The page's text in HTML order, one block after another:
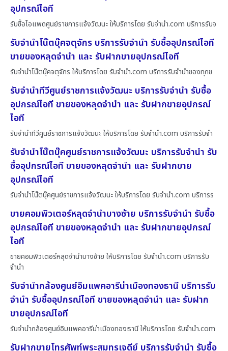
อุปกรณ์ไอที
รับซื้อไอแพดศูนย์ราชการแจ้งวัฒนะ ให้บริการโดย รับจํานํา.com บริการรับจ
รับจำนำโน๊ตบุ๊คจตุจักร บริการรับจำนำ รับซื้ออุปกรณ์ไอที
ขายของหลุดจำนำ และ รับฝากขายอุปกรณ์ไอที
รับจำนำโน๊ตบุ๊คจตุจักร ให้บริการโดย รับจํานํา.com บริการรับจำนำของทุกช
รับจำนำทีวีศูนย์ราชการแจ้งวัฒนะ บริการรับจำนำ รับซื้อ
อุปกรณ์ไอที ขายของหลุดจำนำ และ รับฝากขายอุปกรณ์
ไอที
รับจำนำทีวีศูนย์ราชการแจ้งวัฒนะ ให้บริการโดย รับจํานํา.com บริการรับจำ
รับจำนำโน๊ตบุ๊คศูนย์ราชการแจ้งวัฒนะ บริการรับจำนำ รับ
ซื้ออุปกรณ์ไอที ขายของหลุดจำนำ และ รับฝากขาย
อุปกรณ์ไอที
รับจำนำโน๊ตบุ๊คศูนย์ราชการแจ้งวัฒนะ ให้บริการโดย รับจํานํา.com บริการร
ขายคอมพิวเตอร์หลุดจำนำบางซ้าย บริการรับจำนำ รับซื้อ
อุปกรณ์ไอที ขายของหลุดจำนำ และ รับฝากขายอุปกรณ์
ไอที
ขายคอมพิวเตอร์หลุดจำนำบางซ้าย ให้บริการโดย รับจํานํา.com บริการรับ
จำนำ
รับจำนำกล้องศูนย์อิมแพคอารีน่าเมืองทองธานี บริการรับ
จำนำ รับซื้ออุปกรณ์ไอที ขายของหลุดจำนำ และ รับฝาก
ขายอุปกรณ์ไอที
รับจำนำกล้องศูนย์อิมแพคอารีน่าเมืองทองธานี ให้บริการโดย รับจํานํา.com
รับฝากขายโทรศัพท์พระสมุทรเจดีย์ บริการรับจำนำ รับซื้อ